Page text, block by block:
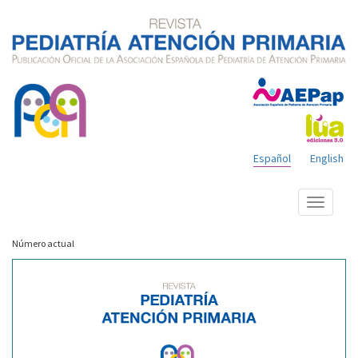
English
Español
Mostrar
menú
Número actual